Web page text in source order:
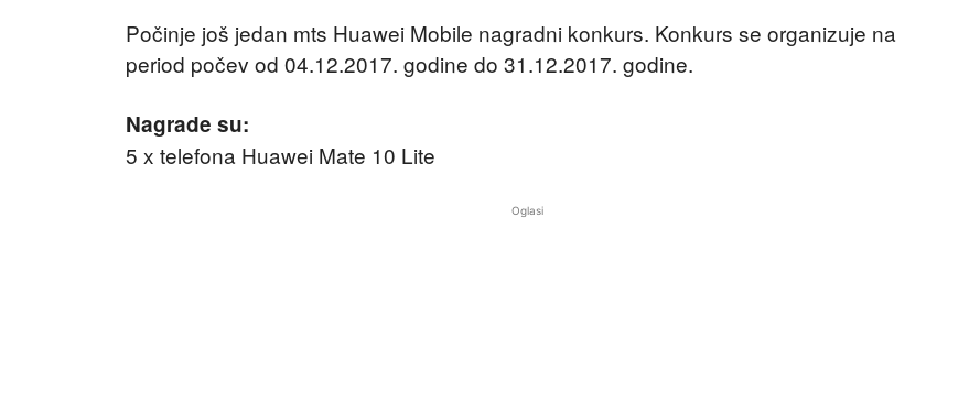
Počinje još jedan mts Huawei Mobile nagradni konkurs. Konkurs se organizuje na
period počev od 04.12.2017. godine do 31.12.2017. godine.
Nagrade su:
5 x telefona Huawei Mate 10 Lite
Oglasi